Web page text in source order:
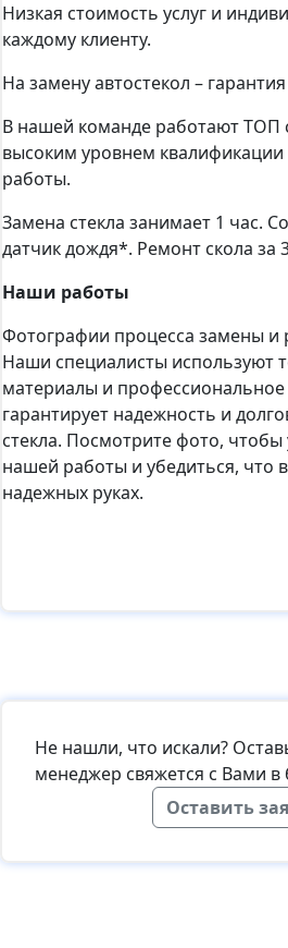
Низкая стоимость услуг и
каждому клиенту.
На замену автостекол – гарантия
В нашей команде работают ТОП
высоким уровнем
работы.
Замена стекла занимает 1 час.
датчик дождя*. Ремонт скола за
Наши работы
Фотографии процесса замены и
Наши специалисты используют
материалы и
гарантирует надежность и
стекла. Посмотрите фото, чтобы
нашей работы и убедиться, что
надежных руках.
Не нашли, что искали?
менеджер свяжется с Вами
Оставить